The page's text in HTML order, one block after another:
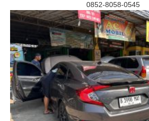
0852-8058-0545